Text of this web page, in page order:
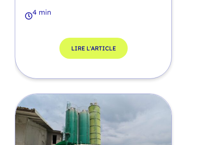
4 min
LIRE L'ARTICLE